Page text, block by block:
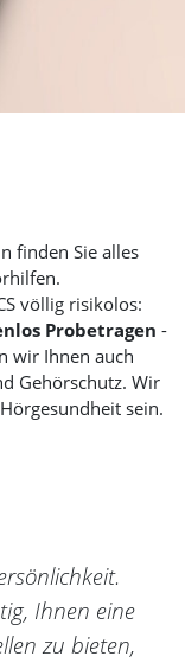
finden Sie alles
völlig risikolos:
Probetragen -
wir Ihnen auch
Gehörschutz. Wir
sein.
Ihnen eine
zu bieten,